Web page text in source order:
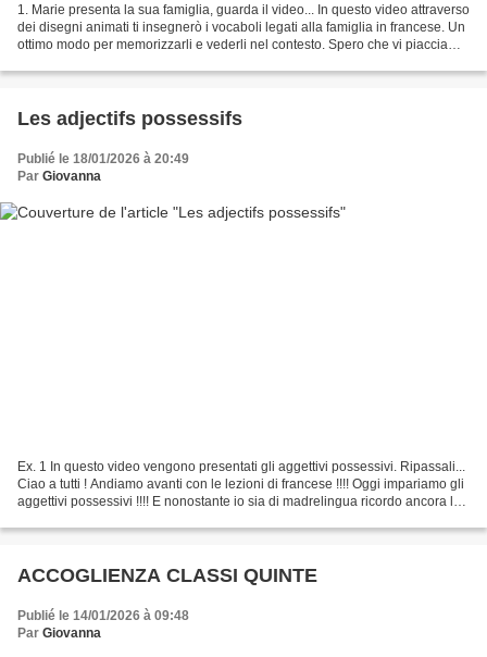
1. Marie presenta la sua famiglia, guarda il video... In questo video attraverso
dei disegni animati ti insegnerò i vocaboli legati alla famiglia in francese. Un
ottimo modo per memorizzarli e vederli nel contesto. Spero che vi piaccia
Les adjectifs possessifs
Publié le 18/01/2026 à 20:49
Par Giovanna
Ex. 1 In questo video vengono presentati gli aggettivi possessivi. Ripassali...
Ciao a tutti ! Andiamo avanti con le lezioni di francese !!!! Oggi impariamo gli
aggettivi possessivi !!!! E nonostante io sia di madrelingua ricordo ancora la
ACCOGLIENZA CLASSI QUINTE
Publié le 14/01/2026 à 09:48
Par Giovanna